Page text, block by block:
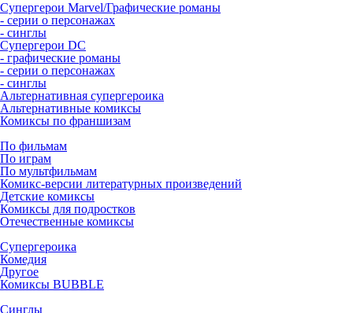
Супергерои Marvel/Графические романы
- серии о персонажах
- синглы
Супергерои DC
- графические романы
- серии о персонажах
- синглы
Альтернативная супергероика
Альтернативные комиксы
Комиксы по франшизам
По фильмам
По играм
По мультфильмам
Комикс-версии литературных произведений
Детские комиксы
Комиксы для подростков
Отечественные комиксы
Супергероика
Комедия
Другое
Комиксы BUBBLE
Синглы